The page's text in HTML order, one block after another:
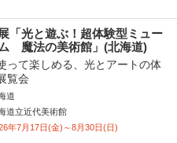
「光と遊ぶ！超体験型ミュー
魔法の美術館」(北海道)
って楽しめる、光とアートの体
覧会
道
道立近代美術館
年7月17日(金)～8月30日(日)